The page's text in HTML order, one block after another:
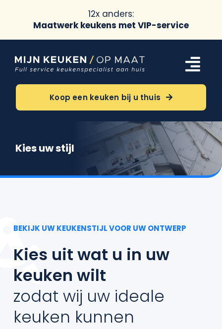
12x anders:
Maatwerk keukens met VIP-service
naar
inhoud
Contact
Koop een keuken bij u thuis
Kies uw stijl
BEKIJK UW KEUKENSTIJL VOOR UW ONTWERP
Kies uit wat u in uw
keuken wilt
zodat wij uw ideale
keuken kunnen